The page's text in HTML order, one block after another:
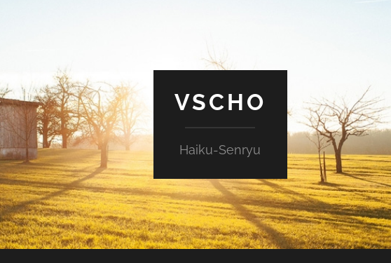
VSCHO
Haiku-Senryu